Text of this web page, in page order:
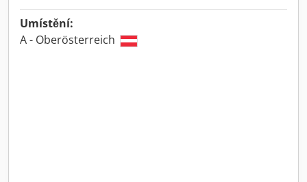
Umístění:
A - Oberösterreich